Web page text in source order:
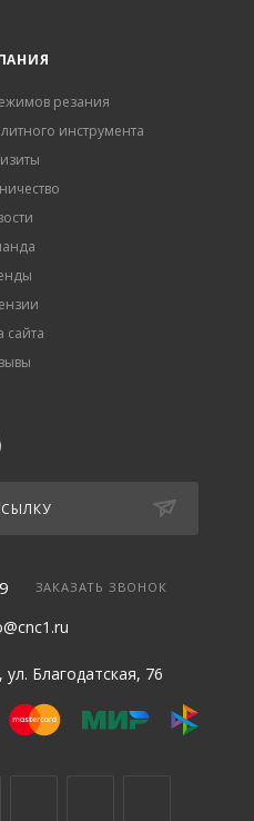
резания
инструмента
сайта
ЗАКАЗАТЬ ЗВОНОК
ул. Благодатская, 76